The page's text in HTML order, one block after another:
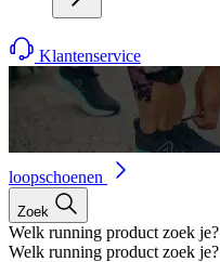
Klantenservice
loopschoenen
Zoek
Welk running product zoek je?
Welk running product zoek je?